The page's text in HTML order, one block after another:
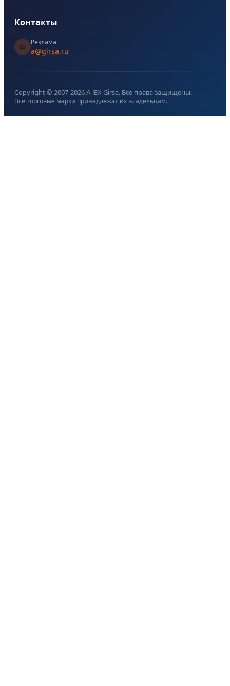
Контакты
📧
Реклама
a@girsa.ru
Copyright © 2007-2026A-lEX Girsa. Все права защищены.
Все торговые марки принадлежат их владельцам.